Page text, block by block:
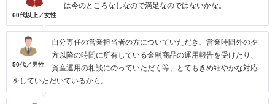
60代以上／女性
は今のところなしなので満足なのではないかな。
50代／男性
自分専任の営業担当者の方についていただき、営業時間外の夕
方以降の時間に所有している金融商品の運用報告を受けたり、
資産運用の相談にのっていただく等、とてもきめ細やかな対応
をしていただいているから。